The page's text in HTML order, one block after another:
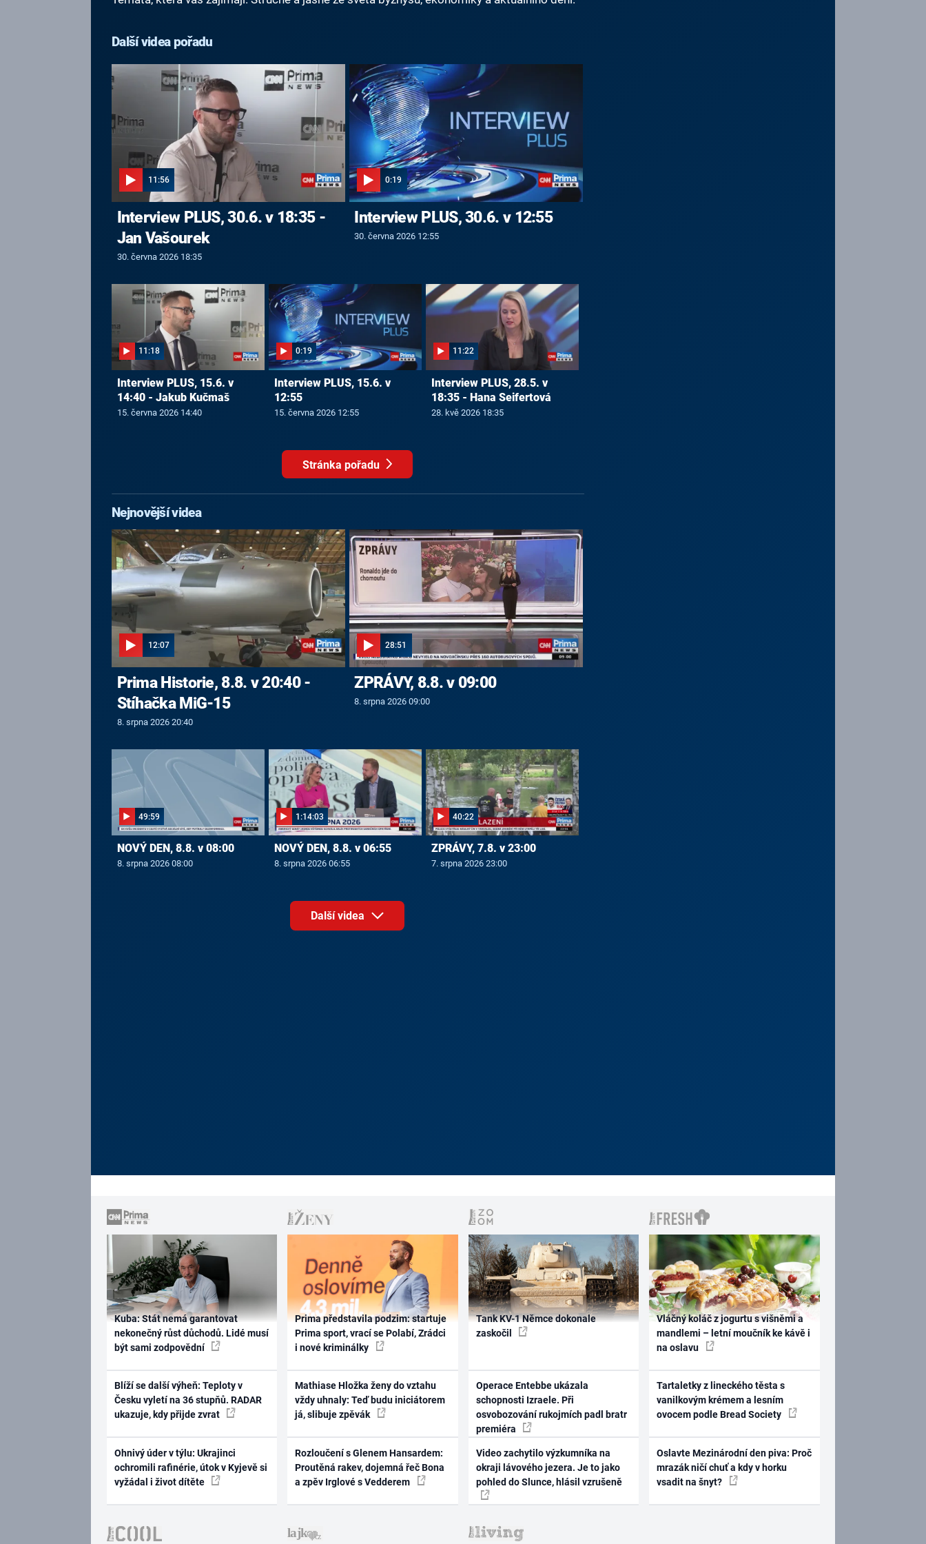
Další videa pořadu
11:56
Interview PLUS, 30.6. v 18:35 -
Jan Vašourek
30. června 2026 18:35
0:19
Interview PLUS, 30.6. v 12:55
30. června 2026 12:55
11:18
Interview PLUS, 15.6. v
14:40 - Jakub Kučmaš
15. června 2026 14:40
0:19
Interview PLUS, 15.6. v
12:55
15. června 2026 12:55
11:22
Interview PLUS, 28.5. v
18:35 - Hana Seifertová
28. kvě 2026 18:35
Stránka pořadu
Nejnovější videa
12:07
Prima Historie, 8.8. v 20:40 -
Stíhačka MiG-15
8. srpna 2026 20:40
28:51
ZPRÁVY, 8.8. v 09:00
8. srpna 2026 09:00
49:59
NOVÝ DEN, 8.8. v 08:00
8. srpna 2026 08:00
1:14:03
NOVÝ DEN, 8.8. v 06:55
8. srpna 2026 06:55
40:22
ZPRÁVY, 7.8. v 23:00
7. srpna 2026 23:00
Další videa
Kuba: Stát nemá garantovat
nekonečný růst důchodů. Lidé musí
být sami zodpovědní
Blíží se další výheň: Teploty v
Česku vyletí na 36 stupňů. RADAR
ukazuje, kdy přijde zvrat
Ohnivý úder v týlu: Ukrajinci
ochromili rafinérie, útok v Kyjevě si
vyžádal i život dítěte
Prima představila podzim: startuje
Prima sport, vrací se Polabí, Zrádci
i nové kriminálky
Mathiase Hložka ženy do vztahu
vždy uhnaly: Teď budu iniciátorem
já, slibuje zpěvák
Rozloučení s Glenem Hansardem:
Proutěná rakev, dojemná řeč Bona
a zpěv Irglové s Vedderem
Tank KV-1 Němce dokonale
zaskočil
Operace Entebbe ukázala
schopnosti Izraele. Při
osvobozování rukojmích padl bratr
premiéra
Video zachytilo výzkumníka na
okraji lávového jezera. Je to jako
pohled do Slunce, hlásil vzrušeně
Vláčný koláč z jogurtu s višněmi a
mandlemi – letní moučník ke kávě i
na oslavu
Tartaletky z lineckého těsta s
vanilkovým krémem a lesním
ovocem podle Bread Society
Oslavte Mezinárodní den piva: Proč
mrazák ničí chuť a kdy v horku
vsadit na šnyt?